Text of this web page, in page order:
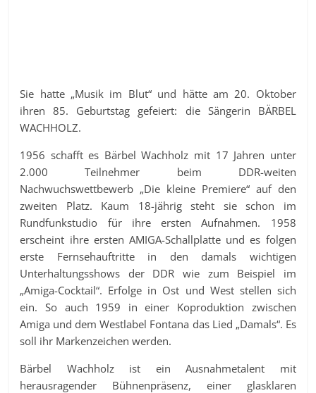
Sie hatte „Musik im Blut“ und hätte am 20. Oktober
ihren 85. Geburtstag gefeiert: die Sängerin BÄRBEL
WACHHOLZ.
1956 schafft es Bärbel Wachholz mit 17 Jahren unter
2.000 Teilnehmer beim DDR-weiten
Nachwuchswettbewerb „Die kleine Premiere“ auf den
zweiten Platz. Kaum 18-jährig steht sie schon im
Rundfunkstudio für ihre ersten Aufnahmen. 1958
erscheint ihre ersten AMIGA-Schallplatte und es folgen
erste Fernsehauftritte in den damals wichtigen
Unterhaltungsshows der DDR wie zum Beispiel im
„Amiga-Cocktail“. Erfolge in Ost und West stellen sich
ein. So auch 1959 in einer Koproduktion zwischen
Amiga und dem Westlabel Fontana das Lied „Damals“. Es
soll ihr Markenzeichen werden.
Bärbel Wachholz ist ein Ausnahmetalent mit
herausragender Bühnenpräsenz, einer glasklaren